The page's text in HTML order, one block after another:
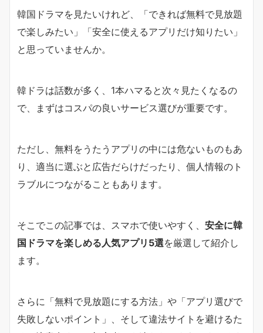
韓国ドラマを見たいけれど、「できれば無料で見放題
で楽しみたい」「安全に使えるアプリだけ知りたい」
と思っていませんか。
韓ドラは話数が多く、1本ハマると次々見たくなるの
で、まずはコスパの良いサービス選びが重要です。
ただし、無料をうたうアプリの中には危ないものもあ
り、適当に選ぶと広告だらけだったり、個人情報のト
ラブルにつながることもあります。
そこでこの記事では、スマホで使いやすく、 安全に韓
国ドラマを楽しめる人気アプリ5選を厳選して紹介し
ます。
さらに「無料で見放題にする方法」や「アプリ選びで
失敗しないポイント」、そして違法サイトを避けるた